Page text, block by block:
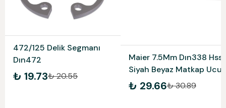
472/125 Delik Segmanı
Dın472
₺ 19.73₺ 20.55
Maier 7.5Mm Dın338 Hss
Siyah Beyaz Matkap Ucu
Mam338075
₺ 29.66₺ 30.89